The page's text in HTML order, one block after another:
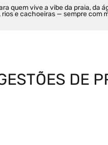
quem vive a vibe da praia, da
e cachoeiras — sempre com
DE